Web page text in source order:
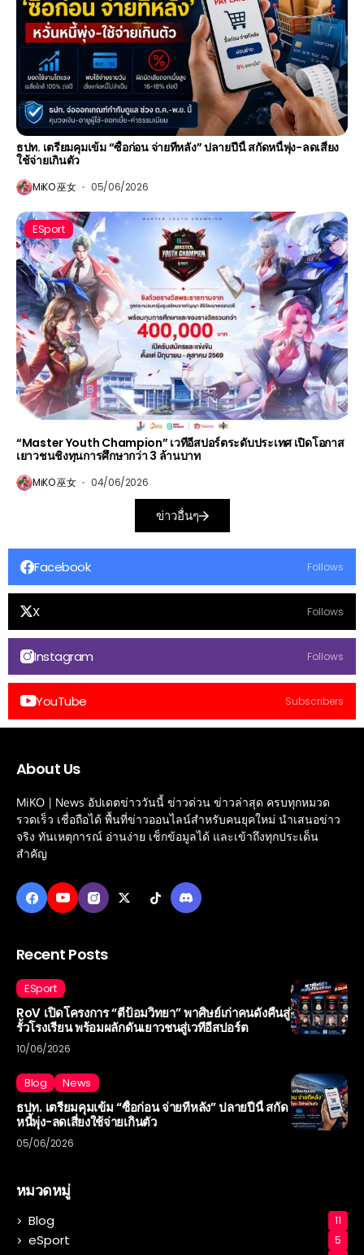
ธปท. เตรียมคุมเข้ม “ซื้อก่อน จ่ายทีหลัง” ปลายปีนี้ สกัดหนี้พุ่ง-ลดเสี่ยง
ใช้จ่ายเกินตัว
MiKO 巫女 05/06/2026
ESport
“Master Youth Champion” เวทีอีสปอร์ตระดับประเทศ เปิดโอกาส
เยาวชนชิงทุนการศึกษากว่า 3 ล้านบาท
MiKO 巫女 04/06/2026
ข่าวอื่นๆ
Facebook Follows
X Follows
Instagram Follows
YouTube Subscribers
About Us
MiKO | News อัปเดตข่าววันนี้ ข่าวด่วน ข่าวล่าสุด ครบทุกหมวด
รวดเร็ว เชื่อถือได้ พื้นที่ข่าวออนไลน์สำหรับคนยุคใหม่ นำเสนอข่าว
จริง ทันเหตุการณ์ อ่านง่าย เช็กข้อมูลได้ และเข้าถึงทุกประเด็น
สำคัญ
Recent Posts
ESport
RoV เปิดโครงการ “ตีป้อมวิทยา” พาศิษย์เก่าคนดังคืนสู่
รั้วโรงเรียน พร้อมผลักดันเยาวชนสู่เวทีอีสปอร์ต
10/06/2026
Blog News
ธปท. เตรียมคุมเข้ม “ซื้อก่อน จ่ายทีหลัง” ปลายปีนี้ สกัด
หนี้พุ่ง-ลดเสี่ยงใช้จ่ายเกินตัว
05/06/2026
หมวดหมู่
Blog 11
eSport 5